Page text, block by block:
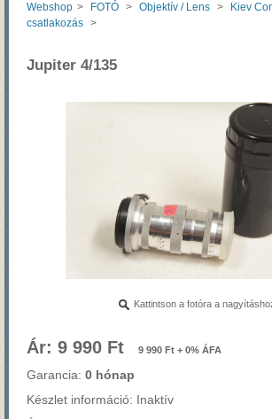
Webshop > FOTÓ > Objektív / Lens >
Kiev
csatlakozás >
Jupiter 4/135
Kattintson a fotóra a
Ár: 9 990 Ft 9 990 Ft + 0% ÁFA
Garancia: 0 hónap
Készlet információ: Inaktív